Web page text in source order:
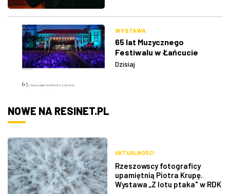
WYSTAWA
65 lat Muzycznego
Festiwalu w Łańcucie
Dzisiaj
NOWE NA RESINET.PL
AKTUALNOŚCI
Rzeszowscy fotograficy
upamiętnią Piotra Krupę.
Wystawa „Z lotu ptaka" w RDK